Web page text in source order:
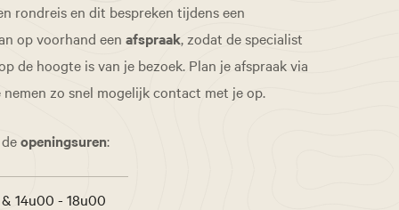
rondreis en dit bespreken tijdens een
op voorhand een afspraak, zodat de specialist
de hoogte is van je bezoek. Plan je afspraak via
zo snel mogelijk contact met je op.
openingsuren:
14u00 - 18u00